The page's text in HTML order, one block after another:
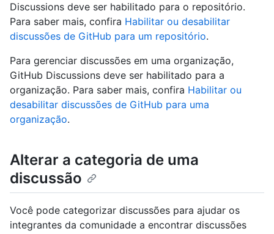
Discussions deve ser habilitado para o repositório.
Para saber mais, confira Habilitar ou desabilitar
discussões de GitHub para um repositório.
Para gerenciar discussões em uma organização,
GitHub Discussions deve ser habilitado para a
organização. Para saber mais, confira Habilitar ou
desabilitar discussões de GitHub para uma
organização.
Alterar a categoria de uma
discussão
Você pode categorizar discussões para ajudar os
integrantes da comunidade a encontrar discussões